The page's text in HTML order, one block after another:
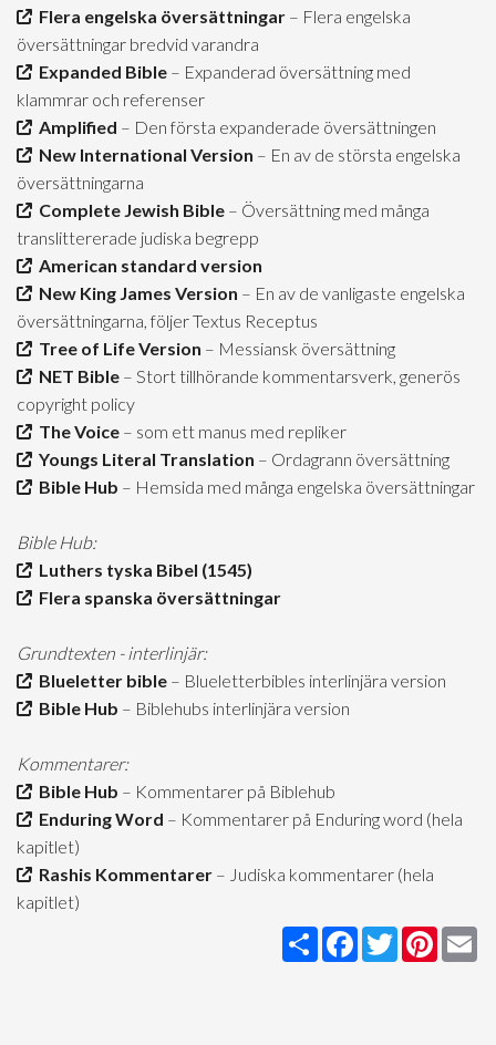
Flera engelska översättningar – Flera engelska
översättningar bredvid varandra
Expanded Bible – Expanderad översättning med
klammrar och referenser
Amplified – Den första expanderade översättningen
New International Version – En av de största engelska
översättningarna
Complete Jewish Bible – Översättning med många
translittererade judiska begrepp
American standard version
New King James Version – En av de vanligaste engelska
översättningarna, följer Textus Receptus
Tree of Life Version – Messiansk översättning
NET Bible – Stort tillhörande kommentarsverk, generös
copyright policy
The Voice – som ett manus med repliker
Youngs Literal Translation – Ordagrann översättning
Bible Hub – Hemsida med många engelska översättningar
Bible Hub:
Luthers tyska Bibel (1545)
Flera spanska översättningar
Grundtexten - interlinjär:
Blueletter bible – Blueletterbibles interlinjära version
Bible Hub – Biblehubs interlinjära version
Kommentarer:
Bible Hub – Kommentarer på Biblehub
Enduring Word – Kommentarer på Enduring word (hela
kapitlet)
Rashis Kommentarer – Judiska kommentarer (hela
kapitlet)
Share Facebook
Twitter